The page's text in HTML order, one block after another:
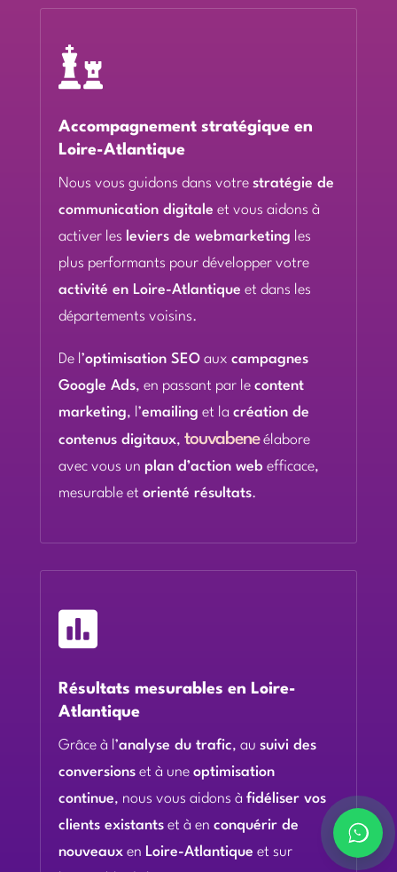

Accompagnement stratégique en
Loire-Atlantique
Nous vous guidons dans votre stratégie de
communication digitale et vous aidons à
activer les leviers de webmarketing les
plus performants pour développer votre
activité en Loire-Atlantique et dans les
départements voisins.
De l’optimisation SEOaux campagnes
Google Ads, en passant par le content
marketing, l’emailing et la création de
contenus digitaux, touvabeneélabore
avec vous un plan d’action web efficace,
mesurable et orienté résultats.

Résultats mesurables en Loire-
Atlantique
Grâce à l’analyse du trafic, au suivi des
conversionset à une optimisation
continue, nous vous aidons à fidéliser vos
clients existantset à en conquérir de
nouveauxen Loire-Atlantique et sur